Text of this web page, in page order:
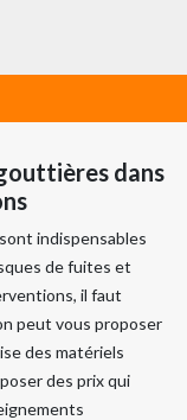
dans
indispensables
de fuites et
il faut
peut vous proposer
des matériels
des prix qui